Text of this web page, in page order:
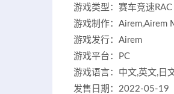
游戏类型：赛车竞速RAC
游戏制作：Airem,Airem
游戏发行：Airem
游戏平台：PC
游戏语言：中文,英文,日
发售日期：2022-05-19